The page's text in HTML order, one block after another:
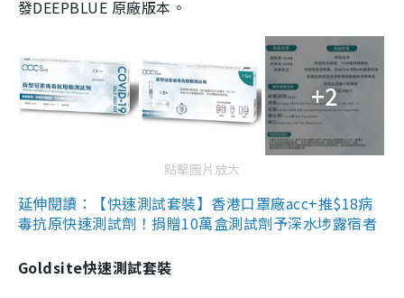
發DEEPBLUE 原廠版本。
+2
點擊圖片放大
延伸閱讀：【快速測試套裝】香港口罩廠acc+推$18病
毒抗原快速測試劑！捐贈10萬盒測試劑予深水埗露宿者
Goldsite快速測試套裝